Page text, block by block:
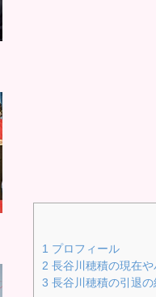
1 プロフィール
2 長谷川穂積の現在
3 長谷川穂積の引退